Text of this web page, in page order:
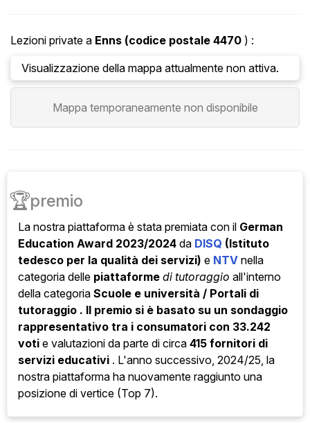
Lezioni private a Enns (codice postale 4470 ) :
Visualizzazione della mappa attualmente non attiva.
Mappa temporaneamente non disponibile
🏆premio
La nostra piattaforma è stata premiata con il German
Education Award 2023/2024 da DISQ (Istituto
tedesco per la qualità dei servizi) e NTV nella
categoria delle piattaforme di tutoraggio all'interno
della categoria Scuole e università / Portali di
tutoraggio . Il premio si è basato su un sondaggio
rappresentativo tra i consumatori con 33.242
voti e valutazioni da parte di circa 415 fornitori di
servizi educativi . L'anno successivo, 2024/25, la
nostra piattaforma ha nuovamente raggiunto una
posizione di vertice (Top 7).